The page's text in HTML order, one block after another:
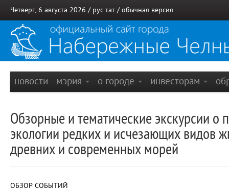
Четверг, 6 августа 2026 / рус тат / обычная версия
новости мэрия о городе инвесторам
Обзорные и тематические экскурсии о
экологии редких и исчезающих видов
древних и современных морей
ОБЗОР СОБЫТИЙ